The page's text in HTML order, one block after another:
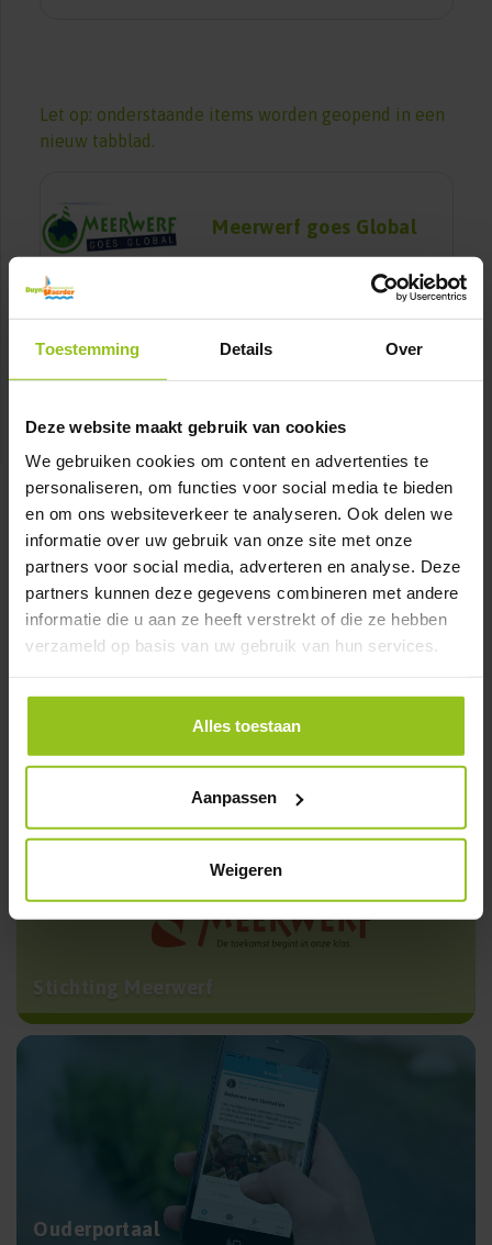
Toestemming Details Over
Deze website maakt gebruik van cookies
We gebruiken cookies om content en advertenties te
personaliseren, om functies voor social media te bieden
en om ons websiteverkeer te analyseren. Ook delen we
informatie over uw gebruik van onze site met onze
partners voor social media, adverteren en analyse. Deze
partners kunnen deze gegevens combineren met andere
informatie die u aan ze heeft verstrekt of die ze hebben
verzameld op basis van uw gebruik van hun services.
Alles toestaan
Aanpassen
Weigeren
Let op: onderstaande items worden geopend in een
nieuw tabblad.
Meerwerf goes Global
Meerwerf goes Local
Stichting Meerwerf
Ouderportaal